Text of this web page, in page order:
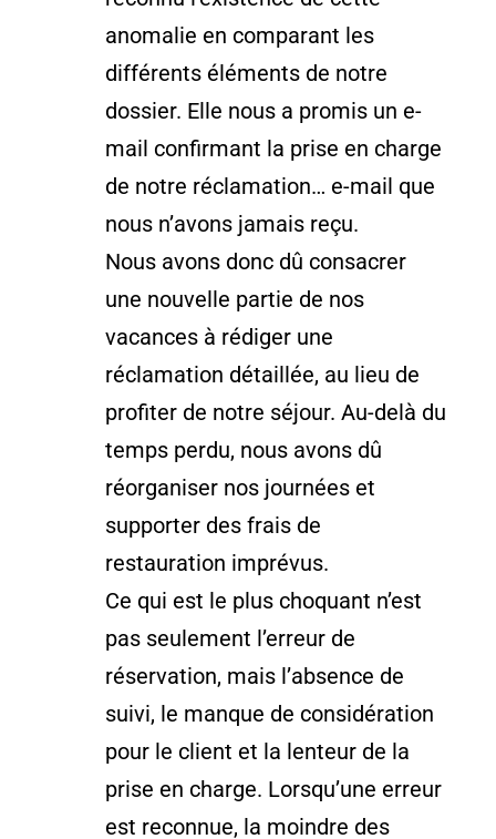
anomalie en comparant les
différents éléments de notre
dossier. Elle nous a promis un e-
mail confirmant la prise en charge
de notre réclamation… e-mail que
nous n’avons jamais reçu.
Nous avons donc dû consacrer
une nouvelle partie de nos
vacances à rédiger une
réclamation détaillée, au lieu de
profiter de notre séjour. Au-delà du
temps perdu, nous avons dû
réorganiser nos journées et
supporter des frais de
restauration imprévus.
Ce qui est le plus choquant n’est
pas seulement l’erreur de
réservation, mais l’absence de
suivi, le manque de considération
pour le client et la lenteur de la
prise en charge. Lorsqu’une erreur
est reconnue, la moindre des